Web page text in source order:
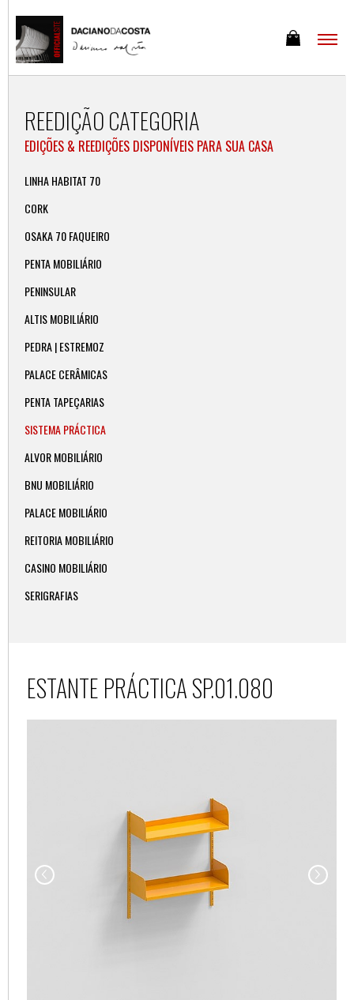
REEDIÇÃO CATEGORIA
EDIÇÕES & REEDIÇÕES DISPONÍVEIS PARA SUA CASA
LINHA HABITAT 70
CORK
OSAKA 70 FAQUEIRO
PENTA MOBILIÁRIO
PENINSULAR
ALTIS MOBILIÁRIO
PEDRA | ESTREMOZ
PALACE CERÂMICAS
PENTA TAPEÇARIAS
SISTEMA PRÁCTICA
ALVOR MOBILIÁRIO
BNU MOBILIÁRIO
PALACE MOBILIÁRIO
REITORIA MOBILIÁRIO
CASINO MOBILIÁRIO
SERIGRAFIAS
ESTANTE PRÁCTICA SP.01.080